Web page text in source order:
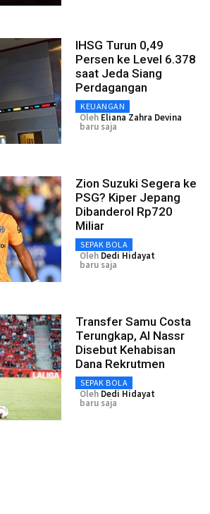
IHSG Turun 0,49
Persen ke Level 6.378
saat Jeda Siang
Perdagangan
KEUANGAN
Oleh Eliana Zahra Devina
baru saja
Zion Suzuki Segera ke
PSG? Kiper Jepang
Dibanderol Rp720
Miliar
SEPAK BOLA
Oleh Dedi Hidayat
baru saja
Transfer Samu Costa
Terungkap, Al Nassr
Disebut Kehabisan
Dana Rekrutmen
SEPAK BOLA
Oleh Dedi Hidayat
baru saja